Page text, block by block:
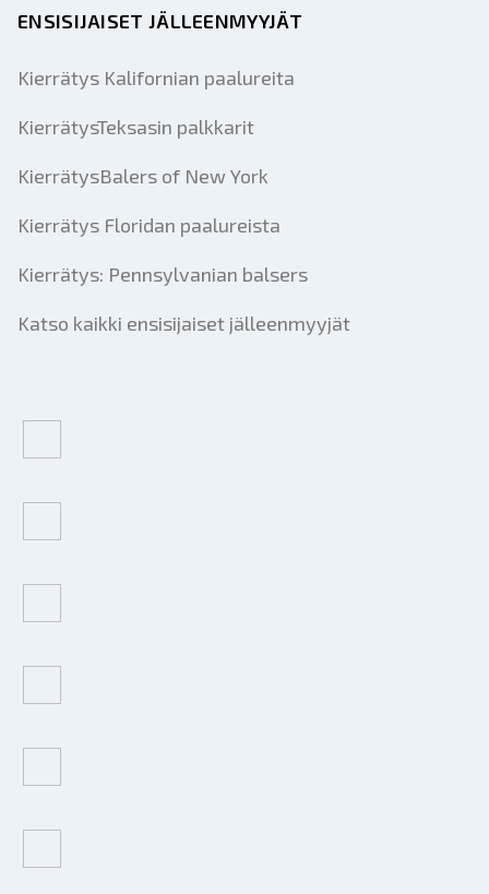
ENSISIJAISET JÄLLEENMYYJÄT
Kierrätys Kalifornian paalureita
KierrätysTeksasin palkkarit
KierrätysBalers of New York
Kierrätys Floridan paalureista
Kierrätys: Pennsylvanian balsers
Katso kaikki ensisijaiset jälleenmyyjät